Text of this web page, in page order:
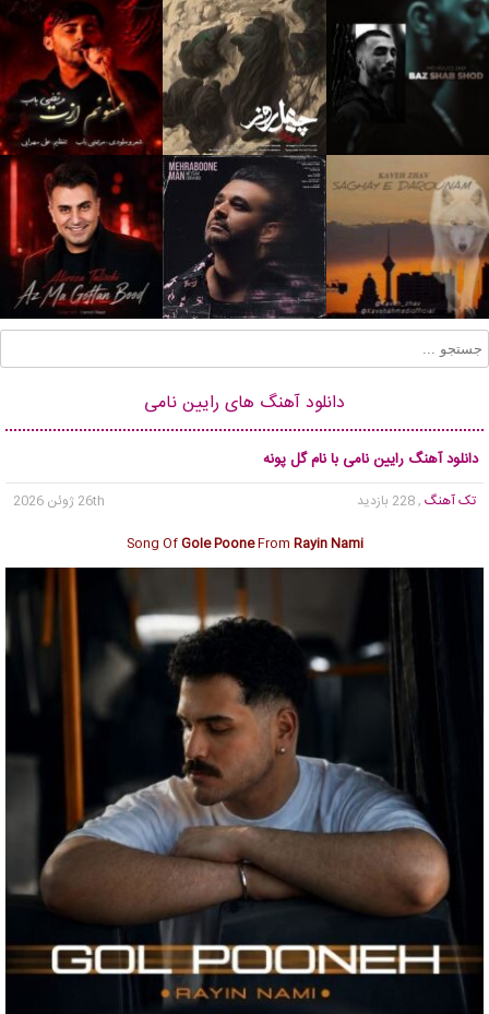
دانلود آهنگ های رایین نامی
دانلود آهنگ رایین نامی با نام گل پونه
تک آهنگ , 228 بازدید
26th ژوئن 2026
Song OfGole PooneFrom Rayin Nami